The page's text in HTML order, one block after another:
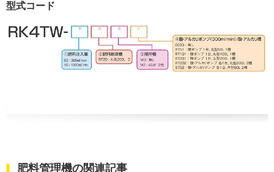
型式コード
肥料管理機の関連記事